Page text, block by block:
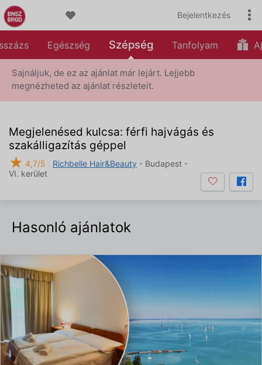
Bejelentkezés
Egészség Szépség Tanfolyam
Sajnáljuk, de ez az ajánlat már lejárt. Lejjebb
megnézheted az ajánlat részleteit.
Megjelenésed kulcsa: férfi hajvágás és
szakálligazítás géppel
★ 4,7/5 Richbelle Hair&Beauty - Budapest -
VI. kerület
Hasonló ajánlatok